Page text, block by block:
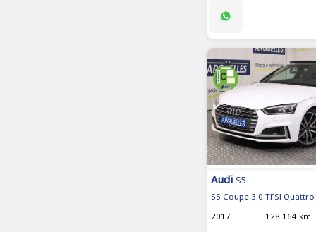
Audi S5
S5 Coupe 3.0 TFSI
2017
128.164 km